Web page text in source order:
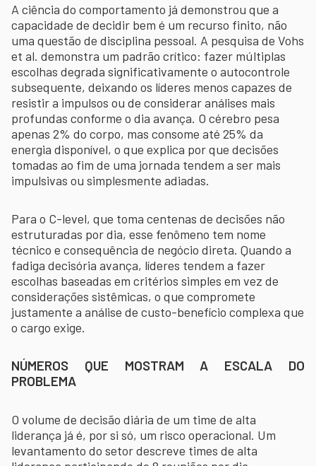
A ciência do comportamento já demonstrou que a
capacidade de decidir bem é um recurso finito, não
uma questão de disciplina pessoal. A pesquisa de Vohs
et al. demonstra um padrão crítico: fazer múltiplas
escolhas degrada significativamente o autocontrole
subsequente, deixando os líderes menos capazes de
resistir a impulsos ou de considerar análises mais
profundas conforme o dia avança. O cérebro pesa
apenas 2% do corpo, mas consome até 25% da
energia disponível, o que explica por que decisões
tomadas ao fim de uma jornada tendem a ser mais
impulsivas ou simplesmente adiadas.
Para o C-level, que toma centenas de decisões não
estruturadas por dia, esse fenômeno tem nome
técnico e consequência de negócio direta. Quando a
fadiga decisória avança, líderes tendem a fazer
escolhas baseadas em critérios simples em vez de
considerações sistêmicas, o que compromete
justamente a análise de custo-benefício complexa que
o cargo exige.
NÚMEROS QUE MOSTRAM A ESCALA DO
PROBLEMA
O volume de decisão diária de um time de alta
liderança já é, por si só, um risco operacional. Um
levantamento do setor descreve times de alta